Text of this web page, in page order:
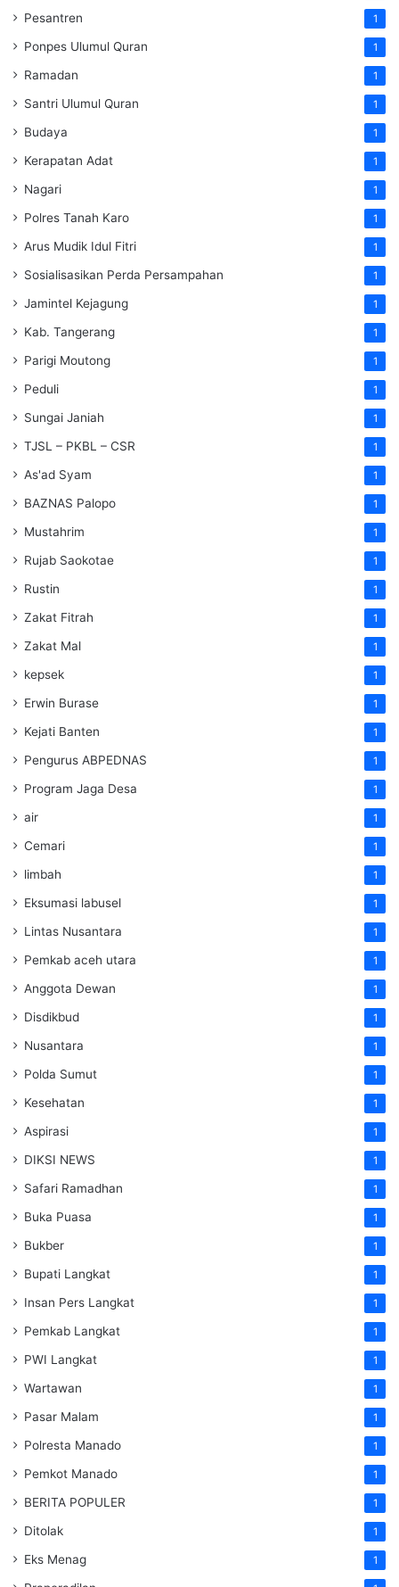
Pesantren 1
Ponpes Ulumul Quran 1
Ramadan 1
Santri Ulumul Quran 1
Budaya 1
Kerapatan Adat 1
Nagari 1
Polres Tanah Karo 1
Arus Mudik Idul Fitri 1
Sosialisasikan Perda Persampahan 1
Jamintel Kejagung 1
Kab. Tangerang 1
Parigi Moutong 1
Peduli 1
Sungai Janiah 1
TJSL – PKBL – CSR 1
As'ad Syam 1
BAZNAS Palopo 1
Mustahrim 1
Rujab Saokotae 1
Rustin 1
Zakat Fitrah 1
Zakat Mal 1
kepsek 1
Erwin Burase 1
Kejati Banten 1
Pengurus ABPEDNAS 1
Program Jaga Desa 1
air 1
Cemari 1
limbah 1
Eksumasi labusel 1
Lintas Nusantara 1
Pemkab aceh utara 1
Anggota Dewan 1
Disdikbud 1
Nusantara 1
Polda Sumut 1
Kesehatan 1
Aspirasi 1
DIKSI NEWS 1
Safari Ramadhan 1
Buka Puasa 1
Bukber 1
Bupati Langkat 1
Insan Pers Langkat 1
Pemkab Langkat 1
PWI Langkat 1
Wartawan 1
Pasar Malam 1
Polresta Manado 1
Pemkot Manado 1
BERITA POPULER 1
Ditolak 1
Eks Menag 1